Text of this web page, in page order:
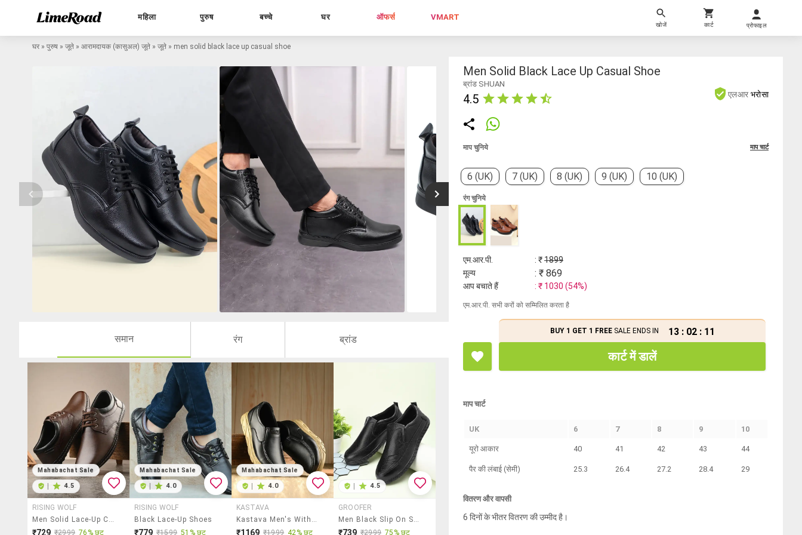
महिला पुरुष बच्चे घर ऑफर्स VMART
खोजें कार्ट प्रोफाइल
घर » पुरुष » जूते » आरामदायक (कासुअल) जूते » जूते » men solid black lace up casual shoe
समान रंग ब्रांड
Mahabachat Sale
4.5
RISING WOLF
Men Solid Lace-Up Casual Shoes
₹729 ₹2999 76% छूट
Mahabachat Sale
4.0
RISING WOLF
Black Lace-Up Shoes
₹779 ₹1599 51% छूट
Mahabachat Sale
4.0
KASTAVA
Kastava Men's Without Laces Black Slip On Casual Shoes
₹1169 ₹1999 42% छूट
4.5
GROOFER
Men Black Slip On Shoe
₹739 ₹2999 75% छूट
Men Solid Black Lace Up Casual Shoe
ब्रांड SHUAN
4.5 एलआर भरोसा
माप चुनिये माप चार्ट
6 (UK) 7 (UK) 8 (UK) 9 (UK) 10 (UK)
रंग चुनिये
एम.आर.पी. : ₹1899
मूल्य
: ₹ 869
आप बचाते हैं : ₹ 1030 (54%)
एम.आर.पी. सभी करों को सम्मिलित करता है
BUY 1 GET 1 FREESALE ENDS IN 13 : 02 : 10
कार्ट में डालें
माप चार्ट
UK 6 7 8 9 10
यूरो आकार 40 41 42 43 44
पैर की लंबाई (सेमी) 25.3 26.4 27.2 28.4 29
वितरण और वापसी
6 दिनों के भीतर वितरण की उम्मीद है।